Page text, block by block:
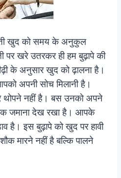
खुद को समय के अनुकुल
पर खरे उतरकर ही हम बुढ़ापे की
के अनुसार खुद को ढ़ालना है।
अपनी सोच मिलानी है।
थोपने नहीं है। बस उनको अपने
जमाना देख रखा है। आपके
है। इस बुढ़ापे को खुद पर हावी
मारने नहीं है बल्कि पालने